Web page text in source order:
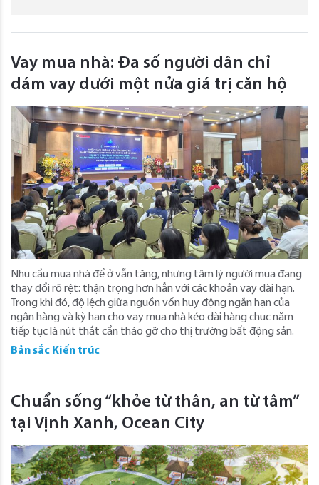
Vay mua nhà: Đa số người dân chỉ
dám vay dưới một nửa giá trị căn hộ
Nhu cầu mua nhà để ở vẫn tăng, nhưng tâm lý người mua đang
thay đổi rõ rệt: thận trọng hơn hẳn với các khoản vay dài hạn.
Trong khi đó, độ lệch giữa nguồn vốn huy động ngắn hạn của
ngân hàng và kỳ hạn cho vay mua nhà kéo dài hàng chục năm
tiếp tục là nút thắt cần tháo gỡ cho thị trường bất động sản.
Bản sắc Kiến trúc
Chuẩn sống “khỏe từ thân, an từ tâm”
tại Vịnh Xanh, Ocean City